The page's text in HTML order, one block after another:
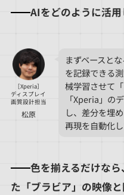
AIをどのように活
［Xperia］
ディスプレイ
画質設計担当
松原
まずベースと
を記録できる
械学習させて
「Xperia」の
し、差分を埋
再現を自動化し
色を揃えるだけな
た「ブラビア」の映像